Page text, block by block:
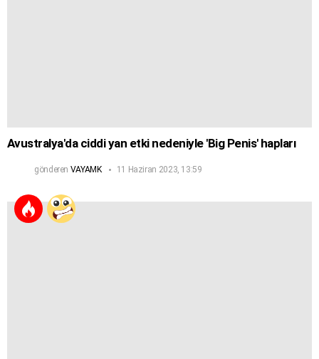
Avustralya'da ciddi yan etki nedeniyle 'Big Penis' hapları
gönderen VAYAMK 11 Haziran 2023, 13:59